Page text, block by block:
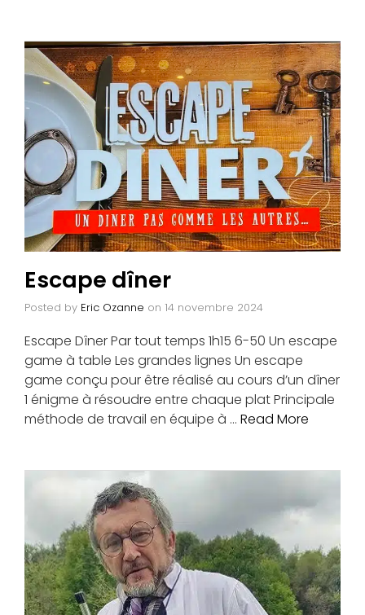
Escape dîner
Posted by Eric Ozanne on 14 novembre 2024
Escape Dîner Par tout temps 1h15 6-50 Un escape
game à table Les grandes lignes Un escape
game conçu pour être réalisé au cours d’un dîner
1 énigme à résoudre entre chaque plat Principale
méthode de travail en équipe à … Read More